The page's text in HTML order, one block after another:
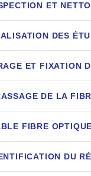
ET
DES
ET FIXATION
DE LA
FIBRE OPTIQUE
DU